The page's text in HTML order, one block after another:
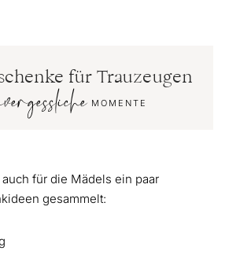
für Trauzeugen
MOMENTE
für die Mädels ein paar
gesammelt: